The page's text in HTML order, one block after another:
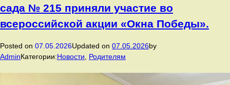
родителями
посетили
музей
славы
школы
сада № 215 приняли участие во
всероссийской акции «Окна Победы».
Posted on 07.05.2026Updated on 07.05.2026by
AdminКатегории:Новости Родителям